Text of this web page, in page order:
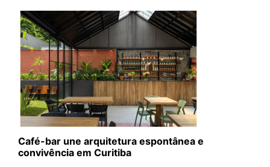
Café-bar une arquitetura espontânea e
convivência em Curitiba